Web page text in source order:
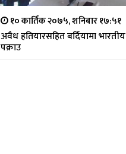
१० कार्तिक २०७५, शनिबार १७:५१
अवैध हतियारसहित बर्दियामा भारतीय
पक्राउ